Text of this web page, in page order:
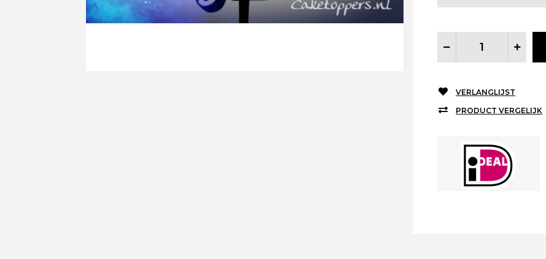
VERLANGLIJST
PRODUCT VERGELIJK